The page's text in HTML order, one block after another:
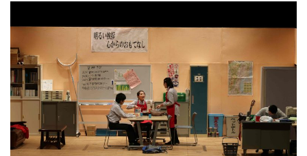
在校生の方へ
アクセス お問い合わせ
教員採用情報(PDF) 各種証明書
寄付金のお願い